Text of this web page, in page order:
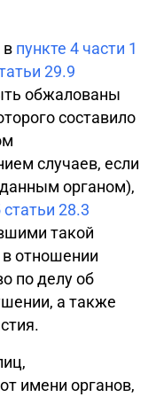
в пункте 4 части 1
29.9
обжалованы
составило
случаев, если
органом),
статьи 28.3
такой
отношении
по делу об
а также
имени органов,